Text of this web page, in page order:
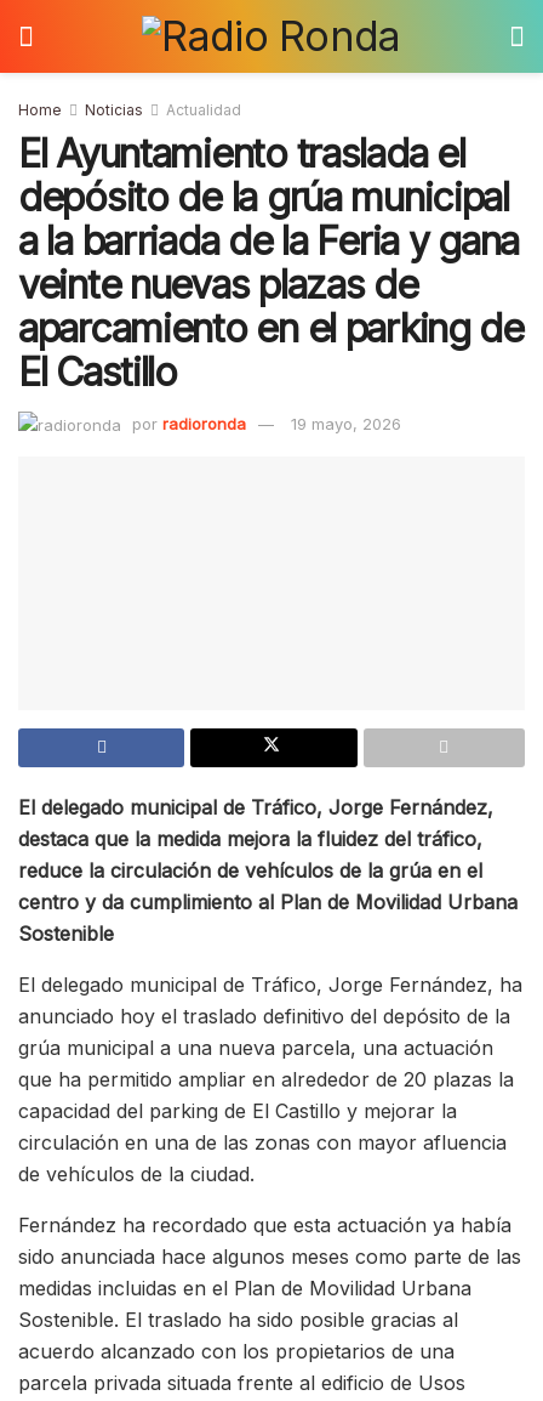
Home Noticias Actualidad
El Ayuntamiento traslada el
depósito de la grúa municipal
a la barriada de la Feria y gana
veinte nuevas plazas de
aparcamiento en el parking de
El Castillo
por radioronda 19 mayo, 2026
El delegado municipal de Tráfico, Jorge Fernández,
destaca que la medida mejora la fluidez del tráfico,
reduce la circulación de vehículos de la grúa en el
centro y da cumplimiento al Plan de Movilidad Urbana
Sostenible
El delegado municipal de Tráfico, Jorge Fernández, ha
anunciado hoy el traslado definitivo del depósito de la
grúa municipal a una nueva parcela, una actuación
que ha permitido ampliar en alrededor de 20 plazas la
capacidad del parking de El Castillo y mejorar la
circulación en una de las zonas con mayor afluencia
de vehículos de la ciudad.
Fernández ha recordado que esta actuación ya había
sido anunciada hace algunos meses como parte de las
medidas incluidas en el Plan de Movilidad Urbana
Sostenible. El traslado ha sido posible gracias al
acuerdo alcanzado con los propietarios de una
parcela privada situada frente al edificio de Usos